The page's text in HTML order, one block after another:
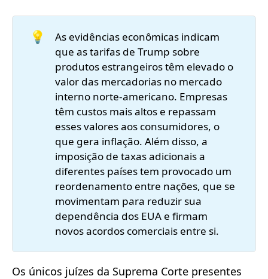
💡
As evidências econômicas indicam
que as tarifas de Trump sobre
produtos estrangeiros têm elevado o
valor das mercadorias no mercado
interno norte-americano. Empresas
têm custos mais altos e repassam
esses valores aos consumidores, o
que gera inflação. Além disso, a
imposição de taxas adicionais a
diferentes países tem provocado um
reordenamento entre nações, que se
movimentam para reduzir sua
dependência dos EUA e firmam
novos acordos comerciais entre si.
Os únicos juízes da Suprema Corte presentes